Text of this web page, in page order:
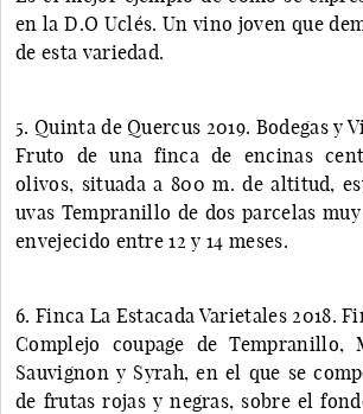
en la D.O Uclés. Un vino joven que
de esta variedad.
5. Quinta de Quercus 2019. Bodegas y
Fruto de una finca de encinas
olivos, situada a 800 m. de altitud,
uvas Tempranillo de dos parcelas
envejecido entre 12 y 14 meses.
6. Finca La Estacada Varietales 2018.
Complejo coupage de Tempranillo,
Sauvignon y Syrah, en el que se
de frutas rojas y negras, sobre el